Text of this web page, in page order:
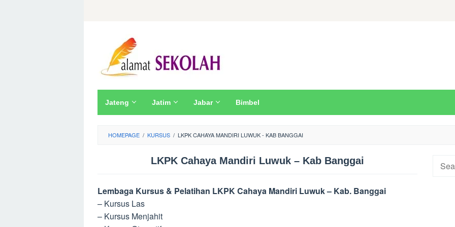
Jateng Jatim Jabar Bimbel
HOMEPAGE / KURSUS / LKPK CAHAYA MANDIRI LUWUK - KAB BANGGAI
LKPK Cahaya Mandiri Luwuk – Kab Banggai
Lembaga Kursus & Pelatihan LKPK Cahaya Mandiri Luwuk – Kab. Banggai
– Kursus Las
– Kursus Menjahit